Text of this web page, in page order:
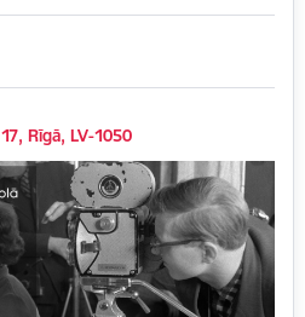
Rīgā, LV-1050